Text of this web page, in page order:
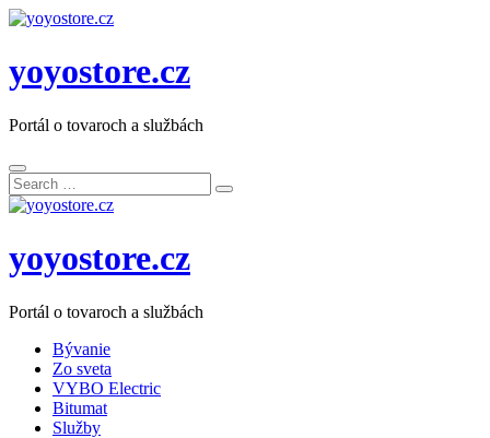
yoyostore.cz
Portál o tovaroch a službách
Search
for:
Search
yoyostore.cz
Portál o tovaroch a službách
Bývanie
Zo sveta
VYBO Electric
Bitumat
Služby